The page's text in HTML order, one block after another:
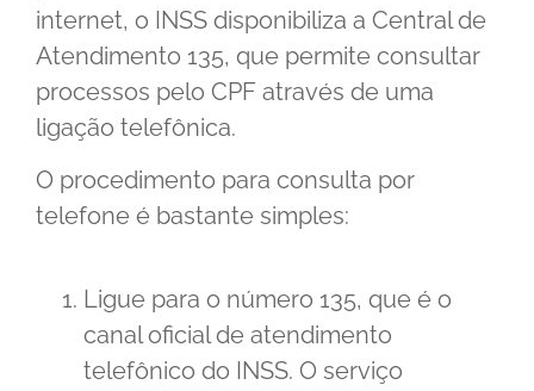
internet, o INSS disponibiliza a Central de
Atendimento 135, que permite consultar
processos pelo CPF através de uma
ligação telefônica.
O procedimento para consulta por
telefone é bastante simples:
Ligue para o número 135, que é o
canal oficial de atendimento
telefônico do INSS. O serviço